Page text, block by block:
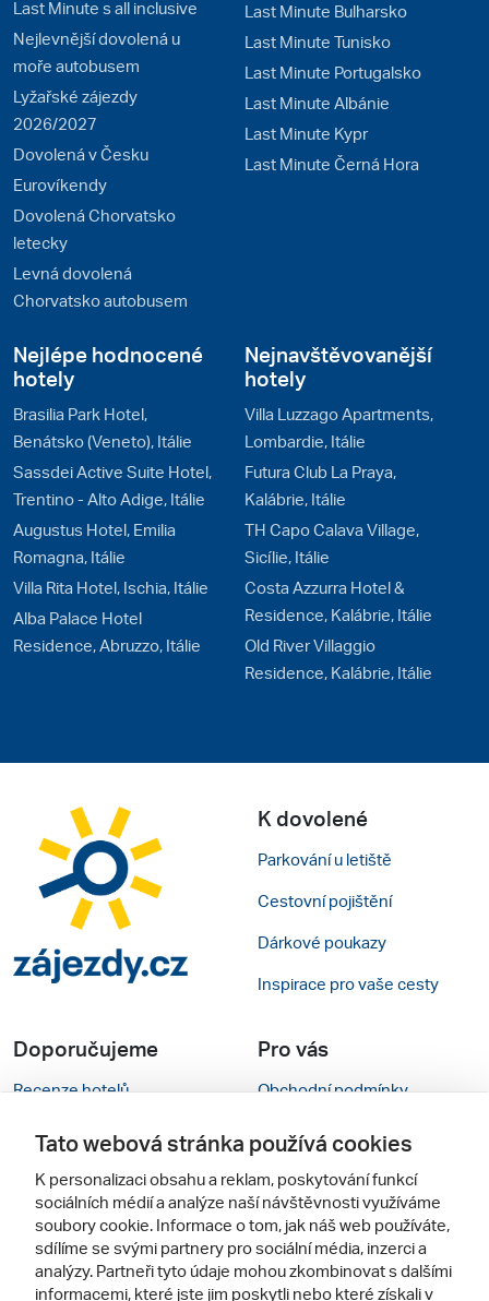
Last Minute s all inclusive
Nejlevnější dovolená u
moře autobusem
Lyžařské zájezdy
2026/2027
Dovolená v Česku
Eurovíkendy
Dovolená Chorvatsko
letecky
Levná dovolená
Chorvatsko autobusem
Last Minute Bulharsko
Last Minute Tunisko
Last Minute Portugalsko
Last Minute Albánie
Last Minute Kypr
Last Minute Černá Hora
Nejlépe hodnocené
hotely
Brasilia Park Hotel,
Benátsko (Veneto), Itálie
Sassdei Active Suite Hotel,
Trentino - Alto Adige, Itálie
Augustus Hotel, Emilia
Romagna, Itálie
Villa Rita Hotel, Ischia, Itálie
Alba Palace Hotel
Residence, Abruzzo, Itálie
Nejnavštěvovanější
hotely
Villa Luzzago Apartments,
Lombardie, Itálie
Futura Club La Praya,
Kalábrie, Itálie
TH Capo Calava Village,
Sicílie, Itálie
Costa Azzurra Hotel &
Residence, Kalábrie, Itálie
Old River Villaggio
Residence, Kalábrie, Itálie
K dovolené
Parkování u letiště
Cestovní pojištění
Dárkové poukazy
Inspirace pro vaše cesty
Doporučujeme
Recenze hotelů
Rady na cestu
Cestovní kanceláře
Zájazdy.sk
Pro vás
Obchodní podmínky
Kontakty
Nastavení cookies
Mobilní verze webu
Sledujte nás
Tato webová stránka používá cookies
K personalizaci obsahu a reklam, poskytování funkcí
sociálních médií a analýze naší návštěvnosti využíváme
soubory cookie. Informace o tom, jak náš web používáte,
sdílíme se svými partnery pro sociální média, inzerci a
analýzy. Partneři tyto údaje mohou zkombinovat s dalšími
informacemi, které jste jim poskytli nebo které získali v